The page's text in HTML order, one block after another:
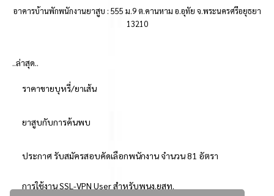
อาคารบ้านพักพนักงานยาสูบ : 555 ม.9 ต.คานหาม อ.อุทัย จ.พระนครศรีอยุธยา
13210
..ล่าสุด..
ราคาขายบุหรี่/ยาเส้น
ยาสูบกับการค้นพบ
ประกาศ รับสมัครสอบคัดเลือกพนักงาน จำนวน 81 อัตรา
การใช้งาน SSL-VPN User สำหรับพนง.ยสท.